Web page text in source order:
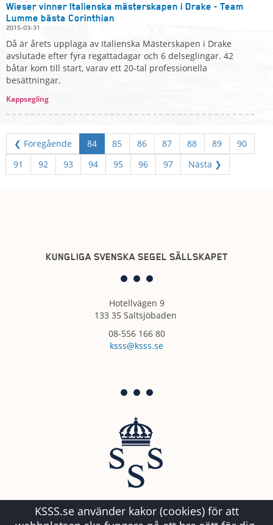
Wieser vinner Italienska mästerskapen i Drake - Team
Lumme bästa Corinthian
2015-03-31
Då är årets upplaga av Italienska Mästerskapen i Drake
avslutade efter fyra regattadagar och 6 delseglingar. 42
båtar kom till start, varav ett 20-tal professionella
besättningar.
Kappsegling
❮ Föregående 84 85 86 87 88 89
90
91
92 93 94 95 96 97 Nästa ❯
KSSS.se använder kakor (cookies) för att
KUNGLIGA SVENSKA SEGEL SÄLLSKAPET
Hotellvägen 9
133 35 Saltsjöbaden
08-556 166 80
ksss@ksss.se